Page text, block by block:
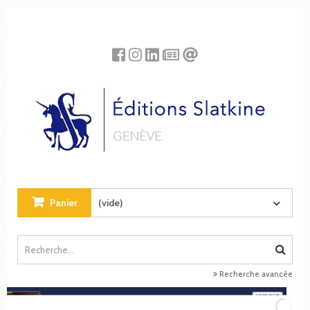
Panier (vide)
Recherche avancée